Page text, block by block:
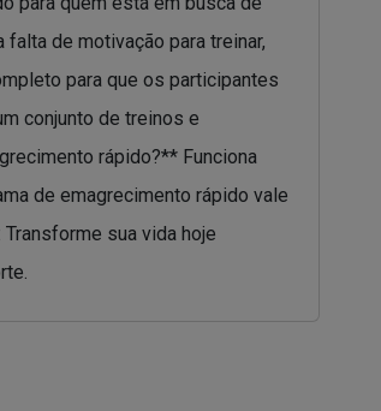
de motivação para treinar,
para que os participantes
conjunto de treinos e
rápido?** Funciona
de emagrecimento rápido vale
sua vida hoje